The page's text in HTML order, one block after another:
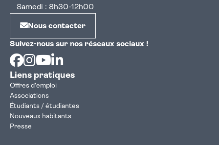
Samedi : 8h30-12h00
Nous contacter
Suivez-nous sur nos réseaux sociaux !
Facebook
Instagram
Youtube
Liens pratiques
Offres d'emploi
Associations
Étudiants / étudiantes
Nouveaux habitants
Presse